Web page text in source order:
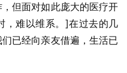
但面对如此庞大的医疗开
，难以维系。]在过去的几
已经向亲友借遍，生活已